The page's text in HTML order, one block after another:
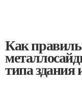
Как
типа здания